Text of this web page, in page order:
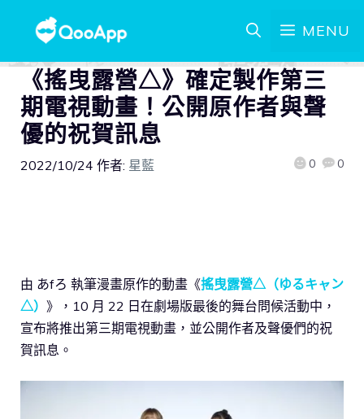
MENU
《搖曳露營△》確定製作第三
期電視動畫！公開原作者與聲
優的祝賀訊息
2022/10/24 作者: 星藍 0 0
由 あfろ 執筆漫畫原作的動畫《搖曳露營△（ゆるキャン
△） 》，10 月 22 日在劇場版最後的舞台問候活動中，
宣布將推出第三期電視動畫，並公開作者及聲優們的祝
賀訊息。